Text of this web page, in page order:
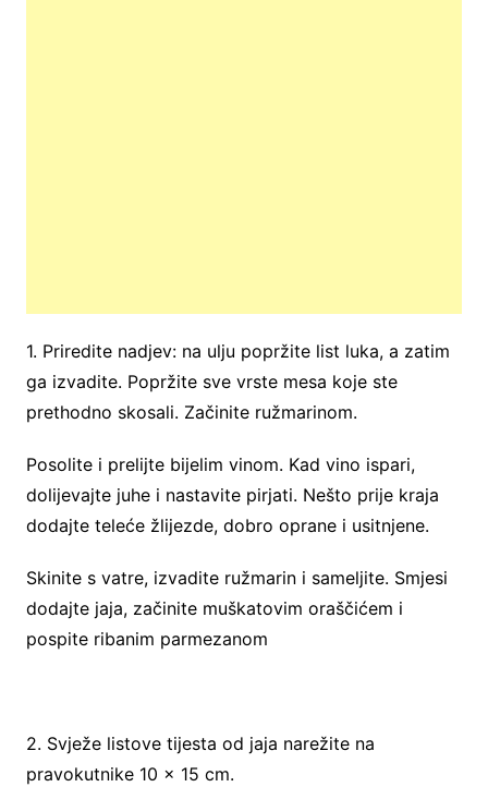
1. Priredite nadjev: na ulju popržite list luka, a zatim
ga izvadite. Popržite sve vrste mesa koje ste
prethodno skosali. Začinite ružmarinom.
Posolite i prelijte bijelim vinom. Kad vino ispari,
dolijevajte juhe i nastavite pirjati. Nešto prije kraja
dodajte teleće žlijezde, dobro oprane i usitnjene.
Skinite s vatre, izvadite ružmarin i sameljite. Smjesi
dodajte jaja, začinite muškatovim oraščićem i
pospite ribanim parmezanom
2. Svježe listove tijesta od jaja narežite na
pravokutnike 10 x 15 cm.